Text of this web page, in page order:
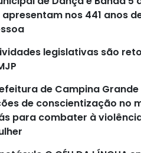
apresentam nos 441 anos
legislativas são
de Campina
de conscientização no
para combater à